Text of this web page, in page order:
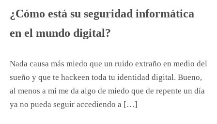
¿Cómo está su seguridad informática
en el mundo digital?
Nada causa más miedo que un ruido extraño en medio del
sueño y que te hackeen toda tu identidad digital. Bueno,
al menos a mí me da algo de miedo que de repente un día
ya no pueda seguir accediendo a […]